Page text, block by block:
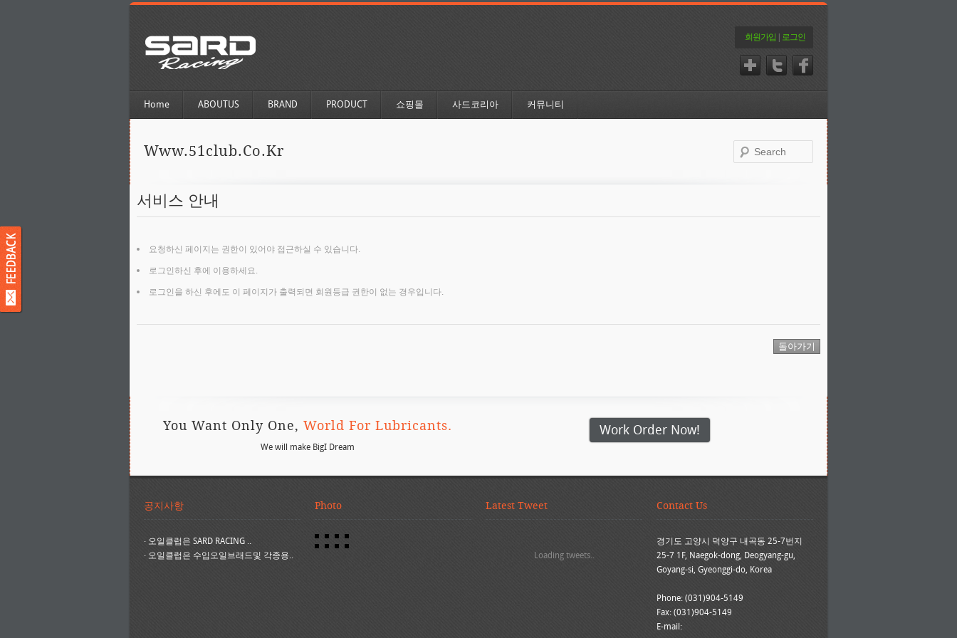
회원가입 로그인
Home ABOUTUS BRAND PRODUCT 쇼핑몰 사드코리아 커뮤니티
Www.51club.co.kr
서비스 안내
요청하신 페이지는 권한이 있어야 접근하실 수 있습니다.
로그인하신 후에 이용하세요.
로그인을 하신 후에도 이 페이지가 출력되면 회원등급 권한이 없는 경우입니다.
You Want Only One, World For Lubricants.
We will make BigI Dream
Work Order Now!
공지사항
· 오일클럽은 SARD RACING ..
· 오일클럽은 수입오일브래드및 각종용..
Photo Latest Tweet
Loading tweets..
Contact Us
경기도 고양시 덕양구 내곡동 25-7번지
25-7 1F, Naegok-dong, Deogyang-gu,
Goyang-si, Gyeonggi-do, Korea
Phone: (031)904-5149
Fax: (031)904-5149
E-mail: